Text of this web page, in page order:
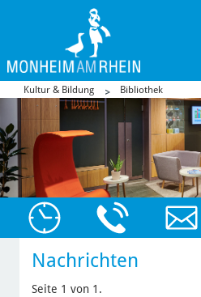
Kultur & Bildung Bibliothek
Nachrichten
Seite 1 von 1.